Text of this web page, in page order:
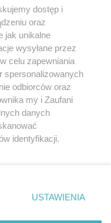
w jakikolwiek sposób (w
jakimkolwiek polu
z umieszczaniem w
Jakiekolwiek użycie lub
z naruszeniem prawa,
groźbą kary i może być
dostęp i
oraz
jak unikalne
wysyłane przez
celu zapewniania
spersonalizowanych
odbiorców oraz
my i Zaufani
danych
identyfikacji.
prywatności
strony
zgody
USTAWIENIA